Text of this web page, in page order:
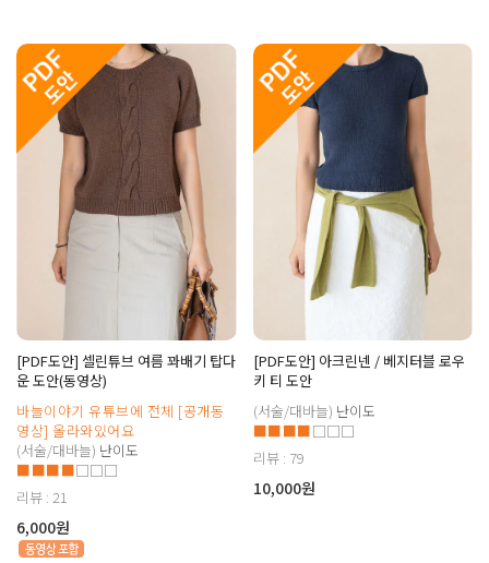
[PDF도안] 셀린튜브 여름 꽈배기 탑다
운 도안(동영상)
바늘이야기 유튜브에 전체 [공개동
영상] 올라와있어요
(서술/대바늘) 난이도
■■■■□□□
리뷰 : 21
6,000원
[PDF도안] 아크린넨 / 베지터블 로우
키 티 도안
(서술/대바늘) 난이도
■■■■□□□
리뷰 : 79
10,000원